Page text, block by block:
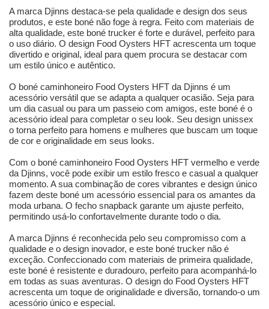
A marca Djinns destaca-se pela qualidade e design dos seus
produtos, e este boné não foge à regra. Feito com materiais de
alta qualidade, este boné trucker é forte e durável, perfeito para
o uso diário. O design Food Oysters HFT acrescenta um toque
divertido e original, ideal para quem procura se destacar com
um estilo único e autêntico.
O boné caminhoneiro Food Oysters HFT da Djinns é um
acessório versátil que se adapta a qualquer ocasião. Seja para
um dia casual ou para um passeio com amigos, este boné é o
acessório ideal para completar o seu look. Seu design unissex
o torna perfeito para homens e mulheres que buscam um toque
de cor e originalidade em seus looks.
Com o boné caminhoneiro Food Oysters HFT vermelho e verde
da Djinns, você pode exibir um estilo fresco e casual a qualquer
momento. A sua combinação de cores vibrantes e design único
fazem deste boné um acessório essencial para os amantes da
moda urbana. O fecho snapback garante um ajuste perfeito,
permitindo usá-lo confortavelmente durante todo o dia.
A marca Djinns é reconhecida pelo seu compromisso com a
qualidade e o design inovador, e este boné trucker não é
exceção. Confeccionado com materiais de primeira qualidade,
este boné é resistente e duradouro, perfeito para acompanhá-lo
em todas as suas aventuras. O design do Food Oysters HFT
acrescenta um toque de originalidade e diversão, tornando-o um
acessório único e especial.